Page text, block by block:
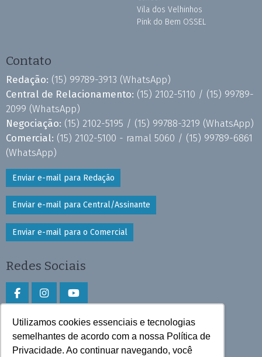
Utilizamos cookies essenciais e tecnologias
semelhantes de acordo com a nossa Política de
Privacidade. Ao continuar navegando, você
Vila dos Velhinhos
Pink do Bem OSSEL
Contato
Redação: (15) 99789-3913 (WhatsApp)
Central de Relacionamento: (15) 2102-5110 / (15) 99789-
2099 (WhatsApp)
Negociação: (15) 2102-5195 / (15) 99788-3219 (WhatsApp)
Comercial: (15) 2102-5100 - ramal 5060 / (15) 99789-6861
(WhatsApp)
Enviar e-mail para Redação
Enviar e-mail para Central/Assinante
Enviar e-mail para o Comercial
Redes Sociais
Faça download do aplicativo
Play Store e App Store